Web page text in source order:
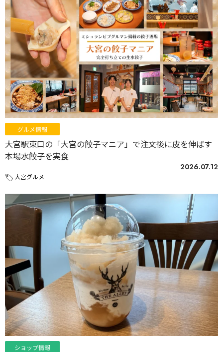
グルメ情報
大宮駅東口の「大宮の餃子マニア」で注文後に皮を伸ばす
本場水餃子を実食
2026.07.12
大宮グルメ
ショップ情報